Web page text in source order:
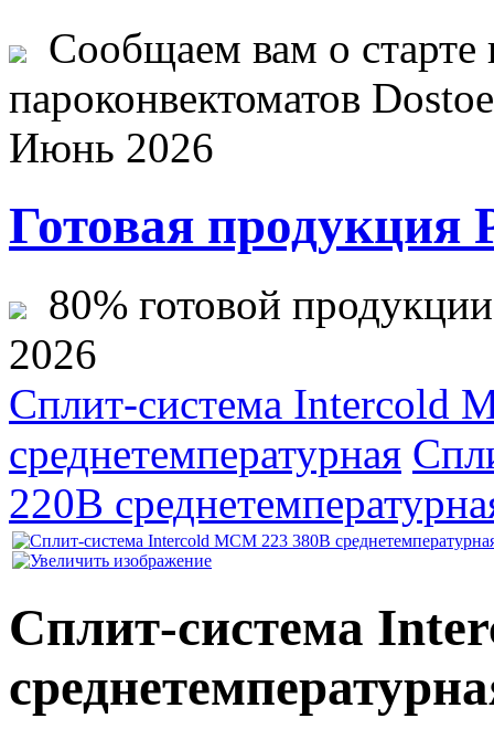
Сообщаем вам о старте
пароконвектоматов
Июнь 2026
Готовая продукция
80% готовой
2026
Сплит-система
среднетемпературная
220В
Сплит-система